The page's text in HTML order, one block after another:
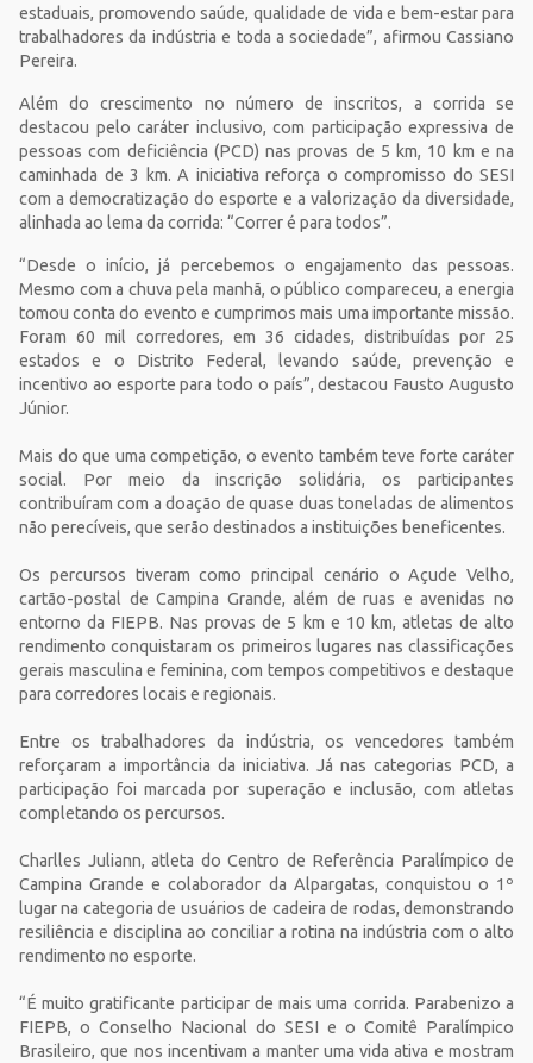
estaduais, promovendo saúde, qualidade de vida e bem-estar para
trabalhadores da indústria e toda a sociedade”, afirmou Cassiano
Pereira.
Além do crescimento no número de inscritos, a corrida se
destacou pelo caráter inclusivo, com participação expressiva de
pessoas com deficiência (PCD) nas provas de 5 km, 10 km e na
caminhada de 3 km. A iniciativa reforça o compromisso do SESI
com a democratização do esporte e a valorização da diversidade,
alinhada ao lema da corrida: “Correr é para todos”.
“Desde o início, já percebemos o engajamento das pessoas.
Mesmo com a chuva pela manhã, o público compareceu, a energia
tomou conta do evento e cumprimos mais uma importante missão.
Foram 60 mil corredores, em 36 cidades, distribuídas por 25
estados e o Distrito Federal, levando saúde, prevenção e
incentivo ao esporte para todo o país”, destacou Fausto Augusto
Júnior.
Mais do que uma competição, o evento também teve forte caráter
social. Por meio da inscrição solidária, os participantes
contribuíram com a doação de quase duas toneladas de alimentos
não perecíveis, que serão destinados a instituições beneficentes.
Os percursos tiveram como principal cenário o Açude Velho,
cartão-postal de Campina Grande, além de ruas e avenidas no
entorno da FIEPB. Nas provas de 5 km e 10 km, atletas de alto
rendimento conquistaram os primeiros lugares nas classificações
gerais masculina e feminina, com tempos competitivos e destaque
para corredores locais e regionais.
Entre os trabalhadores da indústria, os vencedores também
reforçaram a importância da iniciativa. Já nas categorias PCD, a
participação foi marcada por superação e inclusão, com atletas
completando os percursos.
Charlles Juliann, atleta do Centro de Referência Paralímpico de
Campina Grande e colaborador da Alpargatas, conquistou o 1º
lugar na categoria de usuários de cadeira de rodas, demonstrando
resiliência e disciplina ao conciliar a rotina na indústria com o alto
rendimento no esporte.
“É muito gratificante participar de mais uma corrida. Parabenizo a
FIEPB, o Conselho Nacional do SESI e o Comitê Paralímpico
Brasileiro, que nos incentivam a manter uma vida ativa e mostram